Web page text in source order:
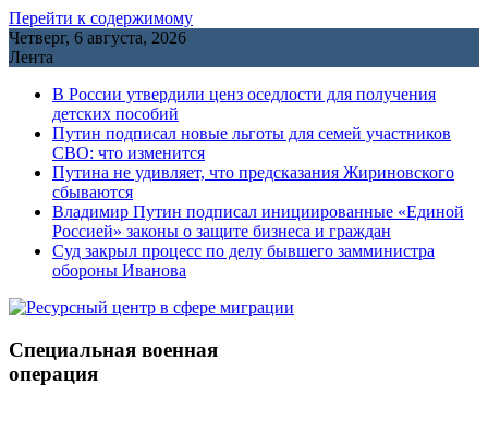
Перейти к содержимому
Четверг, 6 августа, 2026
Лента
В России утвердили ценз оседлости для получения
детских пособий
Путин подписал новые льготы для семей участников
СВО: что изменится
Путина не удивляет, что предсказания Жириновского
сбываются
Владимир Путин подписал инициированные «Единой
Россией» законы о защите бизнеса и граждан
Cуд закрыл процесс по делу бывшего замминистра
обороны Иванова
Специальная военная
операция